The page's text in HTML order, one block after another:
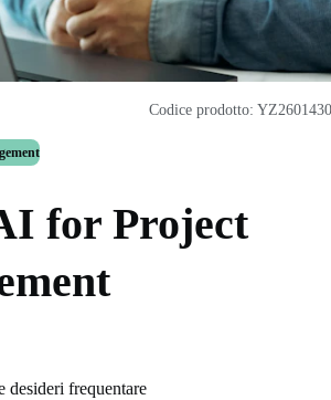
for Project
desideri frequentare
Codice prodotto: